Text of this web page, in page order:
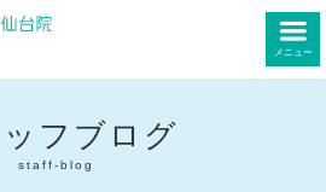
メニュー
フブログ
staff-blog